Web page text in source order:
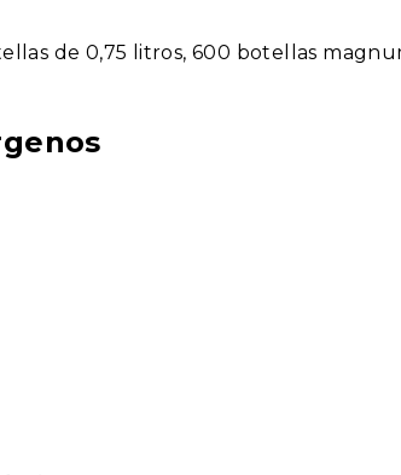
de 0,75 litros, 600 botellas